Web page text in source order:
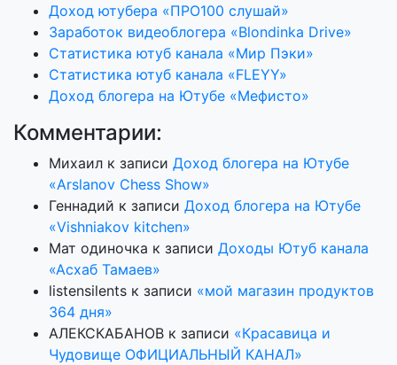
Доход ютубера «ПРО100 слушай»
Заработок видеоблогера «Blondinka Drive»
Статистика ютуб канала «Мир Пэки»
Статистика ютуб канала «FLEYY»
Доход блогера на Ютубе «Мефисто»
Комментарии:
Михаил к записи Доход блогера на Ютубе
«Arslanov Chess Show»
Геннадий к записи Доход блогера на Ютубе
«Vishniakov kitchen»
Мат одиночка к записи Доходы Ютуб канала
«Асхаб Тамаев»
listensilents к записи «мой магазин продуктов
364 дня»
АЛЕКСКАБАНОВ к записи «Красавица и
Чудовище ОФИЦИАЛЬНЫЙ КАНАЛ»